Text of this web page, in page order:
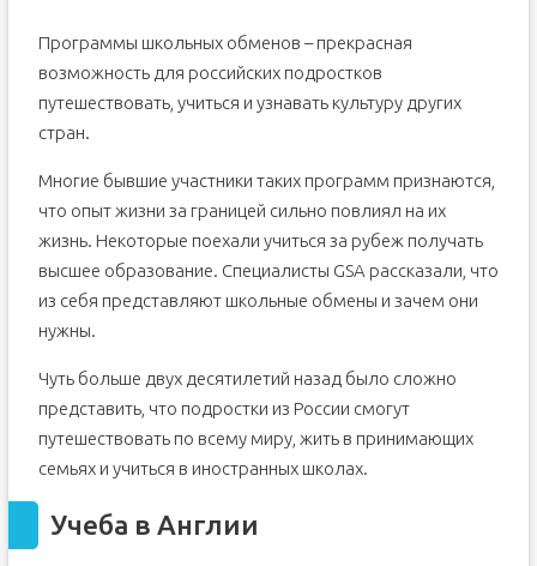
Программы школьных обменов – прекрасная
возможность для российских подростков
путешествовать, учиться и узнавать культуру других
стран.
Многие бывшие участники таких программ признаются,
что опыт жизни за границей сильно повлиял на их
жизнь. Некоторые поехали учиться за рубеж получать
высшее образование. Специалисты GSA рассказали, что
из себя представляют школьные обмены и зачем они
нужны.
Чуть больше двух десятилетий назад было сложно
представить, что подростки из России смогут
путешествовать по всему миру, жить в принимающих
семьях и учиться в иностранных школах.
Учеба в Англии